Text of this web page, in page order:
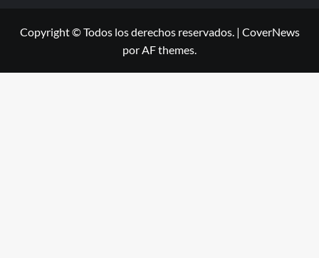
Copyright © Todos los derechos reservados. | CoverNews
por AF themes.